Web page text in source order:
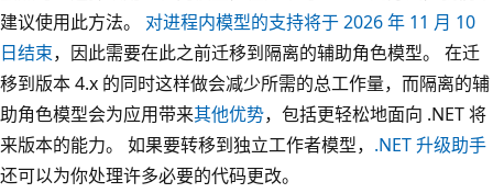
建议使用此方法。 对进程内模型的支持将于 2026 年 11 月 10
日结束，因此需要在此之前迁移到隔离的辅助角色模型。 在迁
移到版本 4.x 的同时这样做会减少所需的总工作量，而隔离的辅
助角色模型会为应用带来其他优势，包括更轻松地面向 .NET 将
来版本的能力。 如果要转移到独立工作者模型， .NET 升级助手
还可以为你处理许多必要的代码更改。